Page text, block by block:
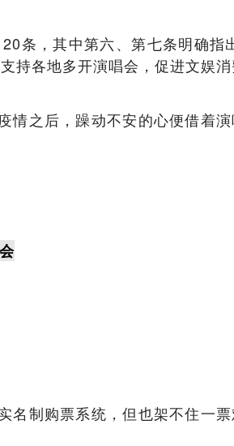
条，其中第六、第七条明确指
持各地多开演唱会，促进文娱消
情之后，躁动不安的心便借着
名制购票系统，但也架不住一